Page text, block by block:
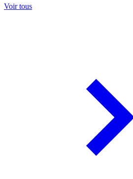
Voir tous